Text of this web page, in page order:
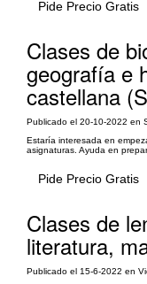
Pide Precio Gratis
Clases de
geografía e
castellana
Publicado el 20-10-2022 en
Estaría interesada en
asignaturas. Ayuda en
Pide Precio Gratis
Clases de
literatura,
Publicado el 15-6-2022 en